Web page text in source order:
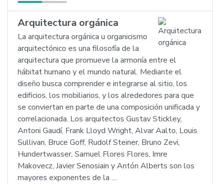
Arquitectura orgánica
La arquitectura orgánica u organicismo
arquitectónico es una filosofía de la
arquitectura que promueve la armonía entre el
hábitat humano y el mundo natural. Mediante el
diseño busca comprender e integrarse al sitio, los
edificios, los mobiliarios, y los alrededores para que
se conviertan en parte de una composición unificada y
correlacionada. Los arquitectos Gustav Stickley,
Antoni Gaudí, Frank Lloyd Wright, Alvar Aalto, Louis
Sullivan, Bruce Goff, Rudolf Steiner, Bruno Zevi,
Hundertwasser, Samuel Flores Flores, Imre
Makovecz, Javier Senosiain y Antón Alberts son los
mayores exponentes de la …